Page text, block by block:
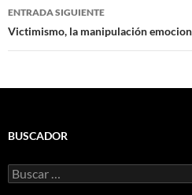
ENTRADA SIGUIENTE
Victimismo, la manipulación
BUSCADOR
Buscar: